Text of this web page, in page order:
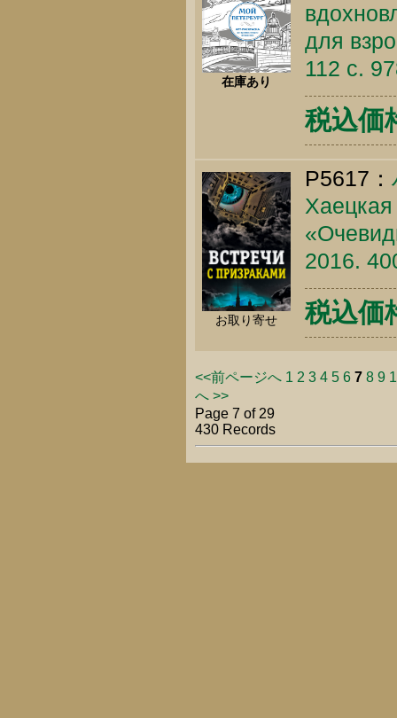
在庫あり
для
112 c.
税込価
お取り寄せ
P5617：
2016.
税込価
<<前ページへ 1 2 3 4 5 6 7 8 9
へ >>
Page 7 of 29
430 Records